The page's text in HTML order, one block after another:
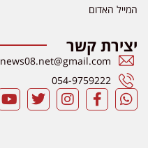
המייל האדום
יצירת קשר
news08.net@gmail.com
054-9759222